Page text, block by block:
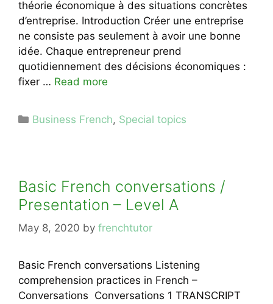
théorie économique à des situations concrètes
d’entreprise. Introduction Créer une entreprise
ne consiste pas seulement à avoir une bonne
idée. Chaque entrepreneur prend
quotidiennement des décisions économiques :
fixer … Read more
Categories
Business French, Special topics
Basic French conversations /
Presentation – Level A
May 8, 2020 by frenchtutor
Basic French conversations Listening
comprehension practices in French –
Conversations Conversations 1 TRANSCRIPT